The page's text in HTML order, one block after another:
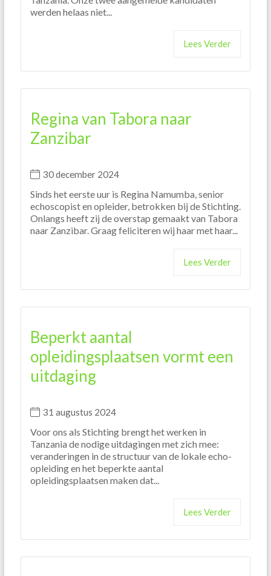
werden helaas niet...
Lees Verder
Regina van Tabora naar
Zanzibar
30 december 2024
Sinds het eerste uur is Regina Namumba, senior
echoscopist en opleider, betrokken bij de Stichting.
Onlangs heeft zij de overstap gemaakt van Tabora
naar Zanzibar. Graag feliciteren wij haar met haar...
Lees Verder
Beperkt aantal
opleidingsplaatsen vormt een
uitdaging
31 augustus 2024
Voor ons als Stichting brengt het werken in
Tanzania de nodige uitdagingen met zich mee:
veranderingen in de structuur van de lokale echo-
opleiding en het beperkte aantal
opleidingsplaatsen maken dat...
Lees Verder